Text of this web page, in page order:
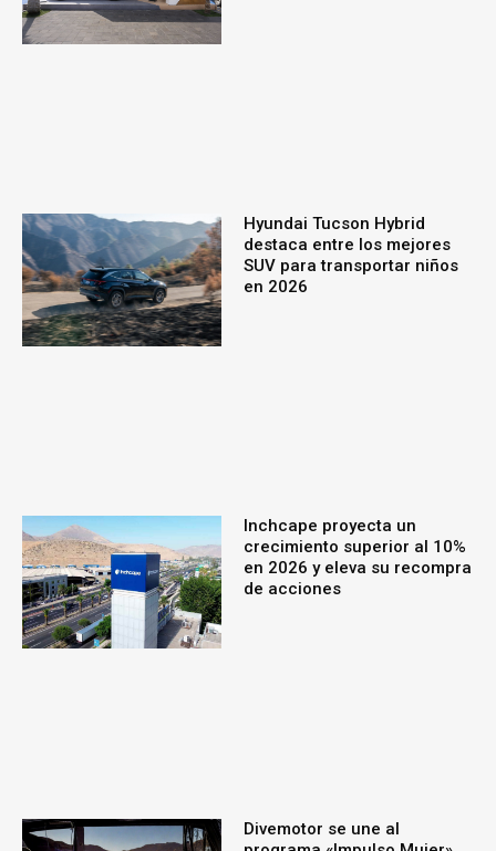
Hyundai Tucson Hybrid
destaca entre los mejores
SUV para transportar niños
en 2026
Inchcape proyecta un
crecimiento superior al 10%
en 2026 y eleva su recompra
de acciones
Divemotor se une al